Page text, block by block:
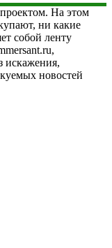
На этом
ни какие
собой ленту
искажения,
новостей